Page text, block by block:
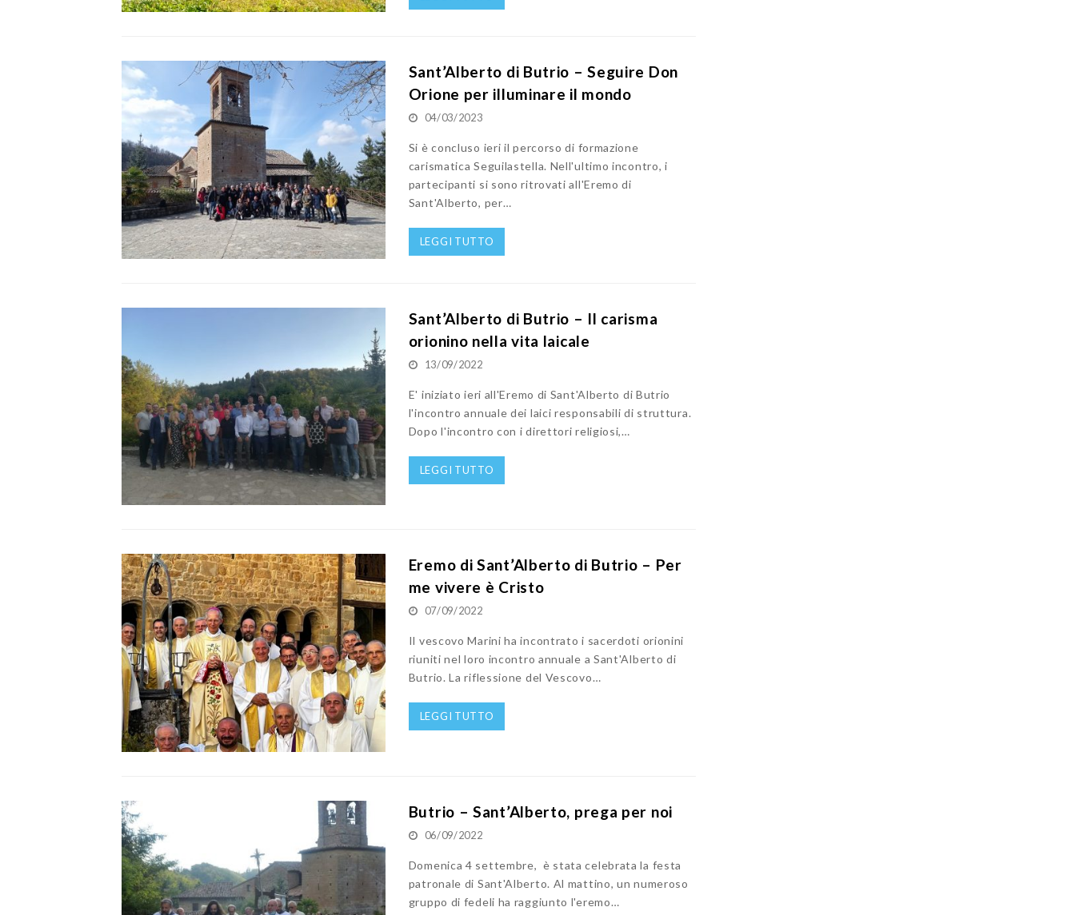
Sant’Alberto di Butrio – Seguire Don
Orione per illuminare il mondo
04/03/2023
Si è concluso ieri il percorso di formazione
carismatica Seguilastella. Nell'ultimo incontro, i
partecipanti si sono ritrovati all'Eremo di
Sant'Alberto, per…
LEGGI TUTTO
Sant’Alberto di Butrio – Il carisma
orionino nella vita laicale
13/09/2022
E' iniziato ieri all'Eremo di Sant'Alberto di Butrio
l'incontro annuale dei laici responsabili di struttura.
Dopo l'incontro con i direttori religiosi,…
LEGGI TUTTO
Eremo di Sant’Alberto di Butrio – Per
me vivere è Cristo
07/09/2022
Il vescovo Marini ha incontrato i sacerdoti orionini
riuniti nel loro incontro annuale a Sant'Alberto di
Butrio. La riflessione del Vescovo…
LEGGI TUTTO
Butrio – Sant’Alberto, prega per noi
06/09/2022
Domenica 4 settembre, è stata celebrata la festa
patronale di Sant'Alberto. Al mattino, un numeroso
gruppo di fedeli ha raggiunto l'eremo…